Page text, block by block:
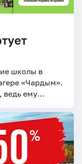
школы в
«Чардым».
ведь ему